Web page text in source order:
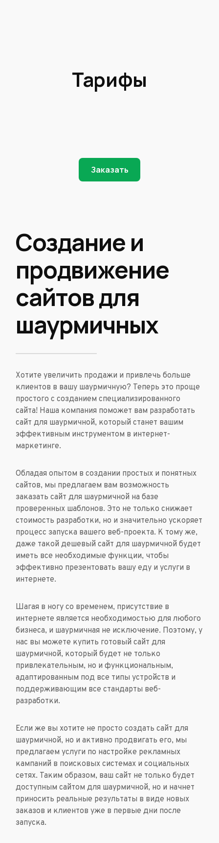
Тарифы
Заказать
Создание и
продвижение
сайтов для
шаурмичных
Хотите увеличить продажи и привлечь больше
клиентов в вашу шаурмичную? Теперь это проще
простого с созданием специализированного
сайта! Наша компания поможет вам разработать
сайт для шаурмичной, который станет вашим
эффективным инструментом в интернет-
маркетинге.
Обладая опытом в создании простых и понятных
сайтов, мы предлагаем вам возможность
заказать сайт для шаурмичной на базе
проверенных шаблонов. Это не только снижает
стоимость разработки, но и значительно ускоряет
процесс запуска вашего веб-проекта. К тому же,
даже такой дешевый сайт для шаурмичной будет
иметь все необходимые функции, чтобы
эффективно презентовать вашу еду и услуги в
интернете.
Шагая в ногу со временем, присутствие в
интернете является необходимостью для любого
бизнеса, и шаурмичная не исключение. Поэтому, у
нас вы можете купить готовый сайт для
шаурмичной, который будет не только
привлекательным, но и функциональным,
адаптированным под все типы устройств и
поддерживающим все стандарты веб-
разработки.
Если же вы хотите не просто создать сайт для
шаурмичной, но и активно продвигать его, мы
предлагаем услуги по настройке рекламных
кампаний в поисковых системах и социальных
сетях. Таким образом, ваш сайт не только будет
доступным сайтом для шаурмичной, но и начнет
приносить реальные результаты в виде новых
заказов и клиентов уже в первые дни после
запуска.